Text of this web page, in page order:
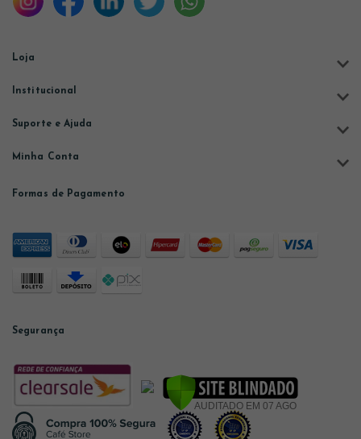
Loja
Institucional
Suporte e Ajuda
Minha Conta
Formas de Pagamento
Segurança